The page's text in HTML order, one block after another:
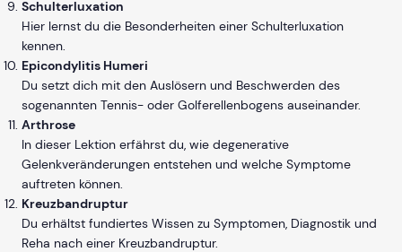
Schulterluxation
Hier lernst du die Besonderheiten einer Schulterluxation
kennen.
Epicondylitis Humeri
Du setzt dich mit den Auslösern und Beschwerden des
sogenannten Tennis- oder Golferellenbogens auseinander.
Arthrose
In dieser Lektion erfährst du, wie degenerative
Gelenkveränderungen entstehen und welche Symptome
auftreten können.
Kreuzbandruptur
Du erhältst fundiertes Wissen zu Symptomen, Diagnostik und
Reha nach einer Kreuzbandruptur.